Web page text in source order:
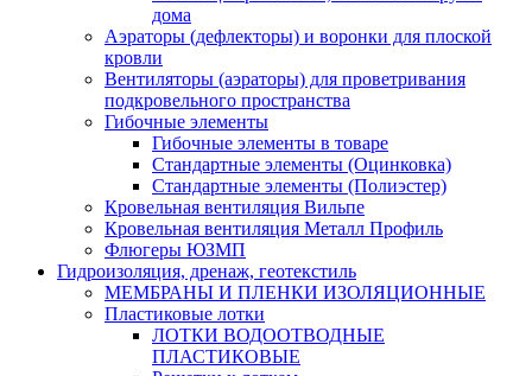
дома
Аэраторы (дефлекторы) и воронки для плоской
кровли
Вентиляторы (аэраторы) для проветривания
подкровельного пространства
Гибочные элементы
Гибочные элементы в товаре
Стандартные элементы (Оцинковка)
Стандартные элементы (Полиэстер)
Кровельная вентиляция Вильпе
Кровельная вентиляция Металл Профиль
Флюгеры ЮЗМП
Гидроизоляция, дренаж, геотекстиль
МЕМБРАНЫ И ПЛЕНКИ ИЗОЛЯЦИОННЫЕ
Пластиковые лотки
ЛОТКИ ВОДООТВОДНЫЕ
ПЛАСТИКОВЫЕ